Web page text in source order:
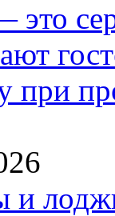
при
и